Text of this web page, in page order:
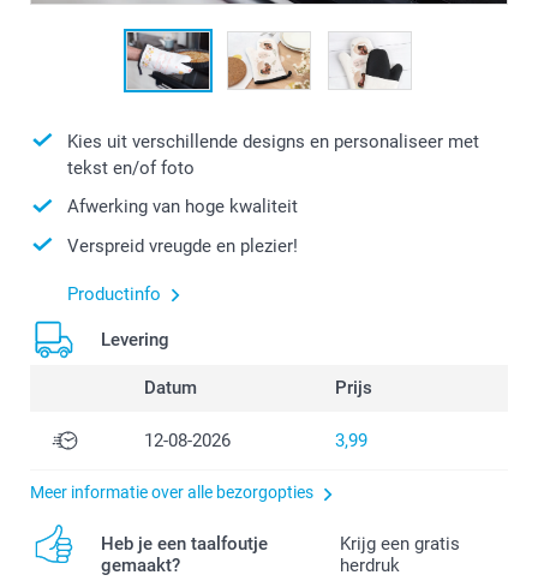
Kies uit verschillende designs en personaliseer met
tekst en/of foto
Afwerking van hoge kwaliteit
Verspreid vreugde en plezier!
Productinfo
Levering
Datum Prijs
12-08-2026 3,99
Meer informatie over alle bezorgopties
Heb je een taalfoutje
gemaakt?
Krijg een gratis
herdruk